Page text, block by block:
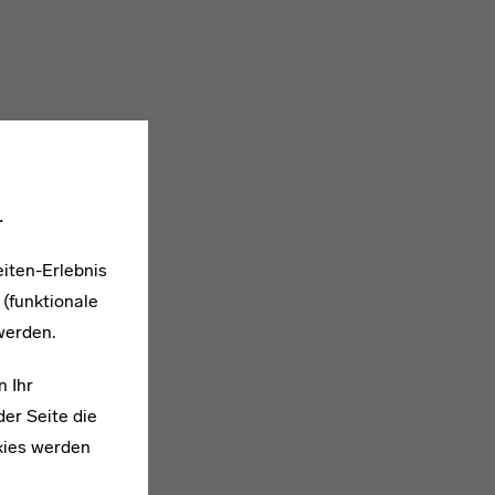
Erlebnis
Ihr
Seite die
werden